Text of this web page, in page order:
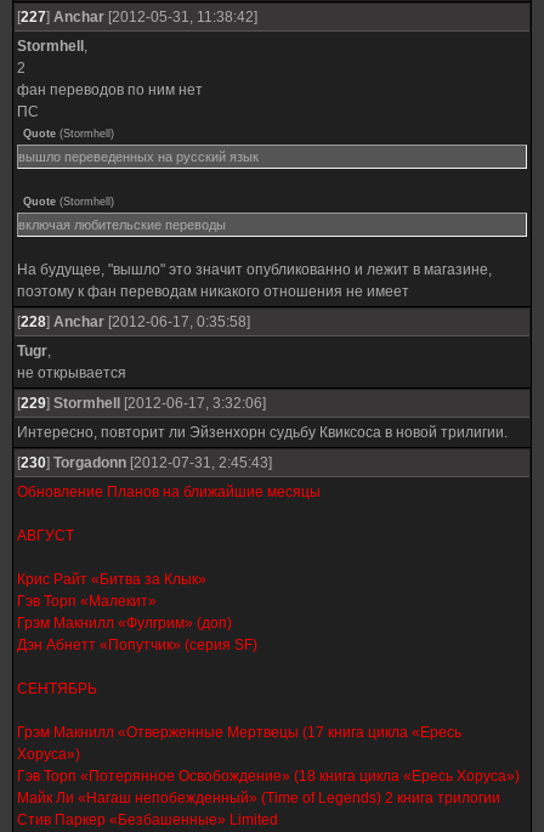
[227] Anchar [2012-05-31, 11:38:42]
Stormhell ,
2
фан переводов по ним нет
ПС
Quote (Stormhell )
вышло переведенных на русский язык
Quote (Stormhell )
включая любительские переводы
На будущее, "вышло" это значит опубликованно и лежит в магазине,
поэтому к фан переводам никакого отношения не имеет
[228] Anchar [2012-06-17, 0:35:58]
Tugr,
не открывается
[229] Stormhell
[2012-06-17, 3:32:06]
Интересно, повторит ли Эйзенхорн судьбу Квиксоса в новой трилигии.
[230] Torgadonn [2012-07-31, 2:45:43]
Обновление Планов на ближайшие месяцы
АВГУСТ
Крис Райт «Битва за Клык»
Гэв Торп «Малекит»
Грэм Макнилл «Фулгрим» (доп)
Дэн Абнетт «Попутчик» (серия SF)
СЕНТЯБРЬ
Грэм Макнилл «Отверженные Мертвецы (17 книга цикла «Ересь
Хоруса»)
Гэв Торп «Потерянное Освобождение» (18 книга цикла «Ересь Хоруса»)
Майк Ли «Нагаш непобежденный» (Time of Legends) 2 книга трилогии
Стив Паркер «Безбашенные» Limited